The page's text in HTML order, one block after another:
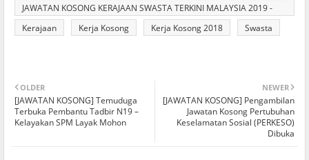
JAWATAN KOSONG KERAJAAN SWASTA TERKINI MALAYSIA 2019 -
2020
Kerajaan Kerja Kosong Kerja Kosong 2018 Swasta
NEWER
[JAWATAN KOSONG] Pengambilan
Jawatan Kosong Pertubuhan
Keselamatan Sosial (PERKESO)
Dibuka
OLDER
[JAWATAN KOSONG] Temuduga
Terbuka Pembantu Tadbir N19 –
Kelayakan SPM Layak Mohon